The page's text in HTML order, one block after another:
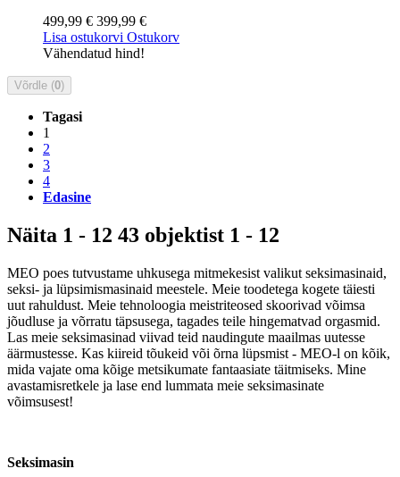
499,99 € 399,99 €
Lisa ostukorvi Ostukorv
Vähendatud hind!
Võrdle (0)
Tagasi
1
2
3
4
Edasine
Näita 1 - 12 43 objektist 1 - 12
MEO poes tutvustame uhkusega mitmekesist valikut seksimasinaid,
seksi- ja lüpsimismasinaid meestele. Meie toodetega kogete täiesti
uut rahuldust. Meie tehnoloogia meistriteosed skoorivad võimsa
jõudluse ja võrratu täpsusega, tagades teile hingematvad orgasmid.
Las meie seksimasinad viivad teid naudingute maailmas uutesse
äärmustesse. Kas kiireid tõukeid või õrna lüpsmist - MEO-l on kõik,
mida vajate oma kõige metsikumate fantaasiate täitmiseks. Mine
avastamisretkele ja lase end lummata meie seksimasinate
võimsusest!
Seksimasin